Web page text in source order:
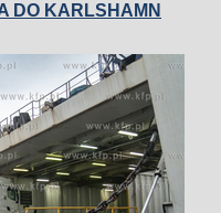
DO KARLSHAMN